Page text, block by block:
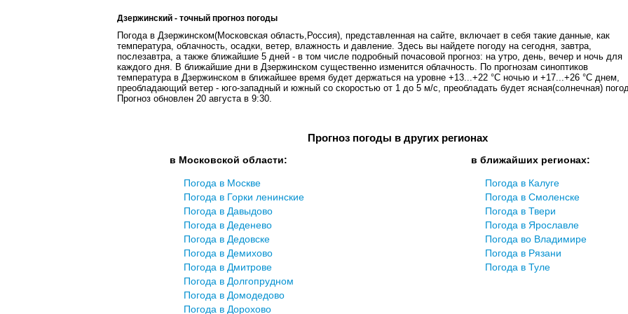
Дзержинский - точный прогноз погоды
Погода в Дзержинском(Московская область,Россия), представленная на сайте, включает в себя такие данные, как
температура, облачность, осадки, ветер, влажность и давление. Здесь вы найдете погоду на сегодня, завтра,
послезавтра, а также ближайшие 5 дней - в том числе подробный почасовой прогноз: на утро, день, вечер и ночь для
каждого дня. В ближайшие дни в Дзержинском существенно изменится облачность. По прогнозам синоптиков
температура в Дзержинском в ближайшее время будет держаться на уровне +13...+22 °C ночью и +17...+26 °C днем,
преобладающий ветер - юго-западный и южный со скоростью от 1 до 5 м/с, преобладать будет ясная(солнечная)
Прогноз обновлен 20 августа в 9:30.
Прогноз погоды в других регионах
в Московской области:
Погода в Москве
Погода в Горки ленинские
Погода в Давыдово
Погода в Деденево
Погода в Дедовске
Погода в Демихово
Погода в Дмитрове
Погода в Долгопрудном
Погода в Домодедовo
Погода в Дорохово
в ближайших регионах:
Погода в Калуге
Погода в Смоленске
Погода в Твери
Погода в Ярославле
Погода во Владимире
Погода в Рязани
Погода в Туле